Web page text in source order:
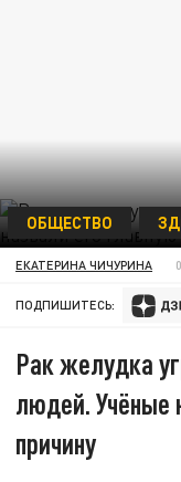
ОБЩЕСТВО
ЕКАТЕРИНА ЧИЧУРИНА
ПОДПИШИТЕСЬ:
Рак желудка
людей. Учёные
причину